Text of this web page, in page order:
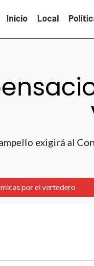
Inicio Local
exigirá al
por el vertedero